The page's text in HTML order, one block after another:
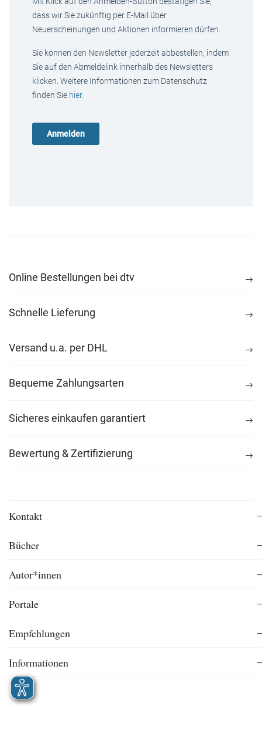
dass wir Sie zukünftig per E-Mail über
Neuerscheinungen und Aktionen informieren dürfen.
Sie können den Newsletter jederzeit abbestellen, indem
Sie auf den Abmeldelink innerhalb des Newsletters
klicken. Weitere Informationen zum Datenschutz
finden Sie hier.
Online Bestellungen bei dtv
Schnelle Lieferung
Versand u.a. per DHL
Bequeme Zahlungsarten
Sicheres einkaufen garantiert
Bewertung & Zertifizierung
Kontakt
Bücher
Autor*innen
Portale
Empfehlungen
Informationen